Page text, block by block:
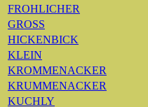
FROHLICHER
GROSS
HICKENBICK
KLEIN
KROMMENACKER
KRUMMENACKER
KUCHLY